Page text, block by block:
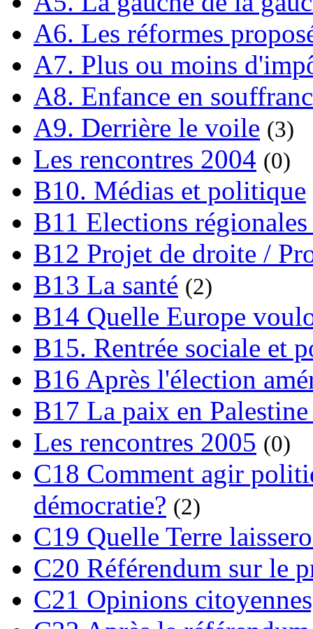
A6. Les réformes
A7. Plus ou moins
A8. Enfance en
A9. Derrière le voile (3)
Les rencontres 2004 (0)
B10. Médias et politique
B11 Elections régionales
B12 Projet de droite /
B13 La santé (2)
B14 Quelle Europe
B15. Rentrée sociale et
B16 Après l'élection
B17 La paix en
Les rencontres 2005 (0)
C18 Comment agir
démocratie? (2)
C19 Quelle Terre
C20 Référendum sur le
C21 Opinions